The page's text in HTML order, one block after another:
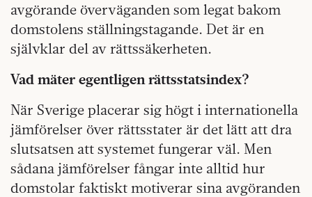
avgörande överväganden som legat bakom
domstolens ställningstagande. Det är en
självklar del av rättssäkerheten.
Vad mäter egentligen rättsstatsindex?
När Sverige placerar sig högt i internationella
jämförelser över rättsstater är det lätt att dra
slutsatsen att systemet fungerar väl. Men
sådana jämförelser fångar inte alltid hur
domstolar faktiskt motiverar sina avgöranden